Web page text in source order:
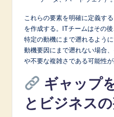
これらの要素を明確に定義す
を作成する。ITチームはその
特定の動機にまで遡れるよう
動機要因にまで遡れない場合
や不要な複雑さである可能性が
ギャップ
とビジネス